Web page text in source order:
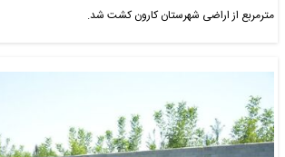
مترمربع از اراضی شهرستان کارون کشت شد.